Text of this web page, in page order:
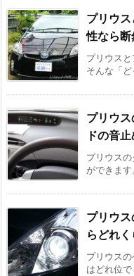
プリウ
性なら断
プリウスと
そんな「
プリウ
ドの音
プリウス
ができま
プリウ
らどれく
プリウス
はどれ位